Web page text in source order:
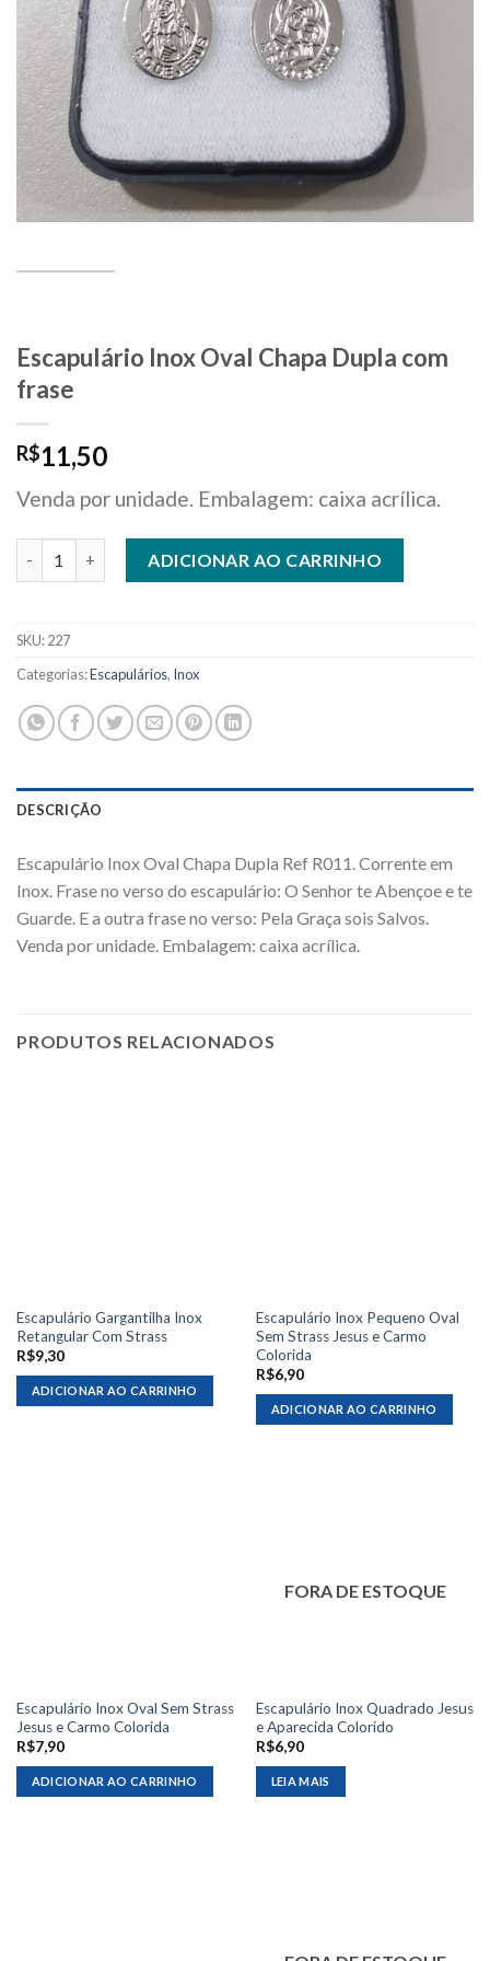
Escapulário Inox Oval Chapa Dupla com
frase
R$11,50
Venda por unidade. Embalagem: caixa acrílica.
ADICIONAR AO CARRINHO
SKU:227
Categorias:Escapulários, Inox
DESCRIÇÃO
Escapulário Inox Oval Chapa Dupla Ref R011. Corrente em
Inox. Frase no verso do escapulário: O Senhor te Abençoe e te
Guarde. E a outra frase no verso: Pela Graça sois Salvos.
Venda por unidade. Embalagem: caixa acrílica.
PRODUTOS RELACIONADOS
Escapulário Gargantilha Inox
Retangular Com Strass
R$9,30
ADICIONAR AO CARRINHO
Escapulário Inox Pequeno Oval
Sem Strass Jesus e Carmo
Colorida
R$6,90
ADICIONAR AO CARRINHO
Escapulário Inox Oval Sem Strass
Jesus e Carmo Colorida
R$7,90
ADICIONAR AO CARRINHO
FORA DE ESTOQUE
Escapulário Inox Quadrado Jesus
e Aparecida Colorido
R$6,90
LEIA MAIS